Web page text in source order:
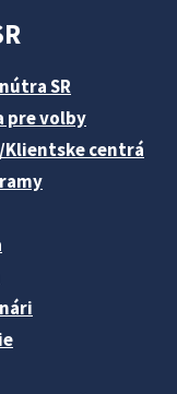
SR
pre volby
Klientske centrá